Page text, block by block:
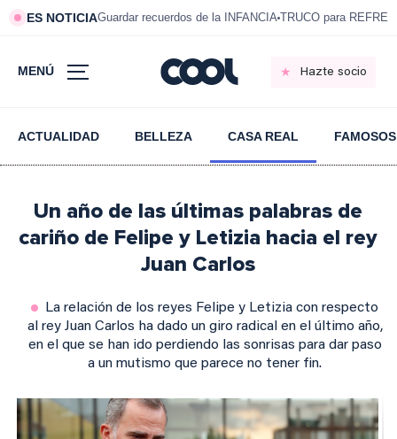
ES NOTICIAGuardar recuerdos de la INFANCIA TRUCO para
MENÚ Hazte socio
ACTUALIDAD BELLEZA CASA REAL FAMOSOS
Un año de las últimas palabras de
cariño de Felipe y Letizia hacia el rey
Juan Carlos
La relación de los reyes Felipe y Letizia con respecto
al rey Juan Carlos ha dado un giro radical en el último año,
en el que se han ido perdiendo las sonrisas para dar paso
a un mutismo que parece no tener fin.